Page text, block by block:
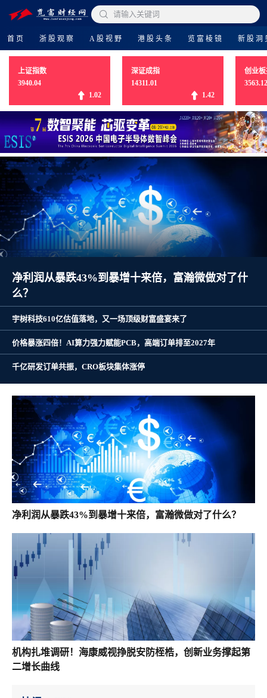
 请输入关键词
首页 浙股观察 A股视野 港股头条 览富棱镜 新股洞
上证指数
3940.04
1.02
深证成指
14311.01
1.42
创业
3563.12
净利润从暴跌43%到暴增十来倍，富瀚微做对了什
么？
宇树科技610亿估值落地，又一场顶级财富盛宴来了
价格暴涨四倍！AI算力强力赋能PCB，高端订单排至2027年
千亿研发订单共振，CRO板块集体涨停
净利润从暴跌43%到暴增十来倍，富瀚微做对了什么？
机构扎堆调研！海康威视挣脱安防桎梏，创新业务撑起第
二增长曲线